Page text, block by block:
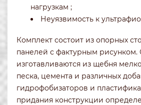
нагрузкам ;
Неуязвимость к
Комплект состоит из опорных
панелей с фактурным рисунком.
изготавливаются из щебня
песка, цемента и различных
гидрофобизаторов и
придания конструкции